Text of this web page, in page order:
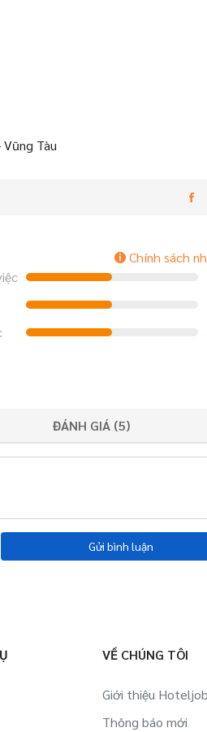
Tàu
Chính sách
ĐÁNH GIÁ (5)
Gửi bình luận
VỀ CHÚNG TÔI
Giới thiệu
Thông báo mới